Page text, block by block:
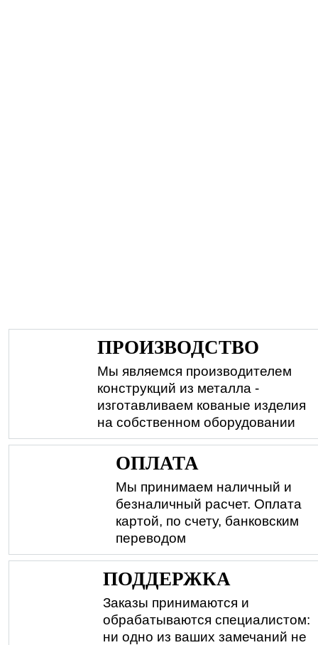
ПРОИЗВОДСТВО
Мы являемся производителем
конструкций из металла -
изготавливаем кованые изделия
на собственном оборудовании
ОПЛАТА
Мы принимаем наличный и
безналичный расчет. Оплата
картой, по счету, банковским
переводом
ПОДДЕРЖКА
Заказы принимаются и
обрабатываются специалистом:
ни одно из ваших замечаний не